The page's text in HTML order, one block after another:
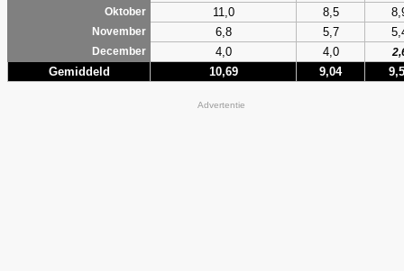
Oktober 11,0 8,5
November 6,8 5,7
December 4,0 4,0
Gemiddeld 10,69 9,04
Advertentie